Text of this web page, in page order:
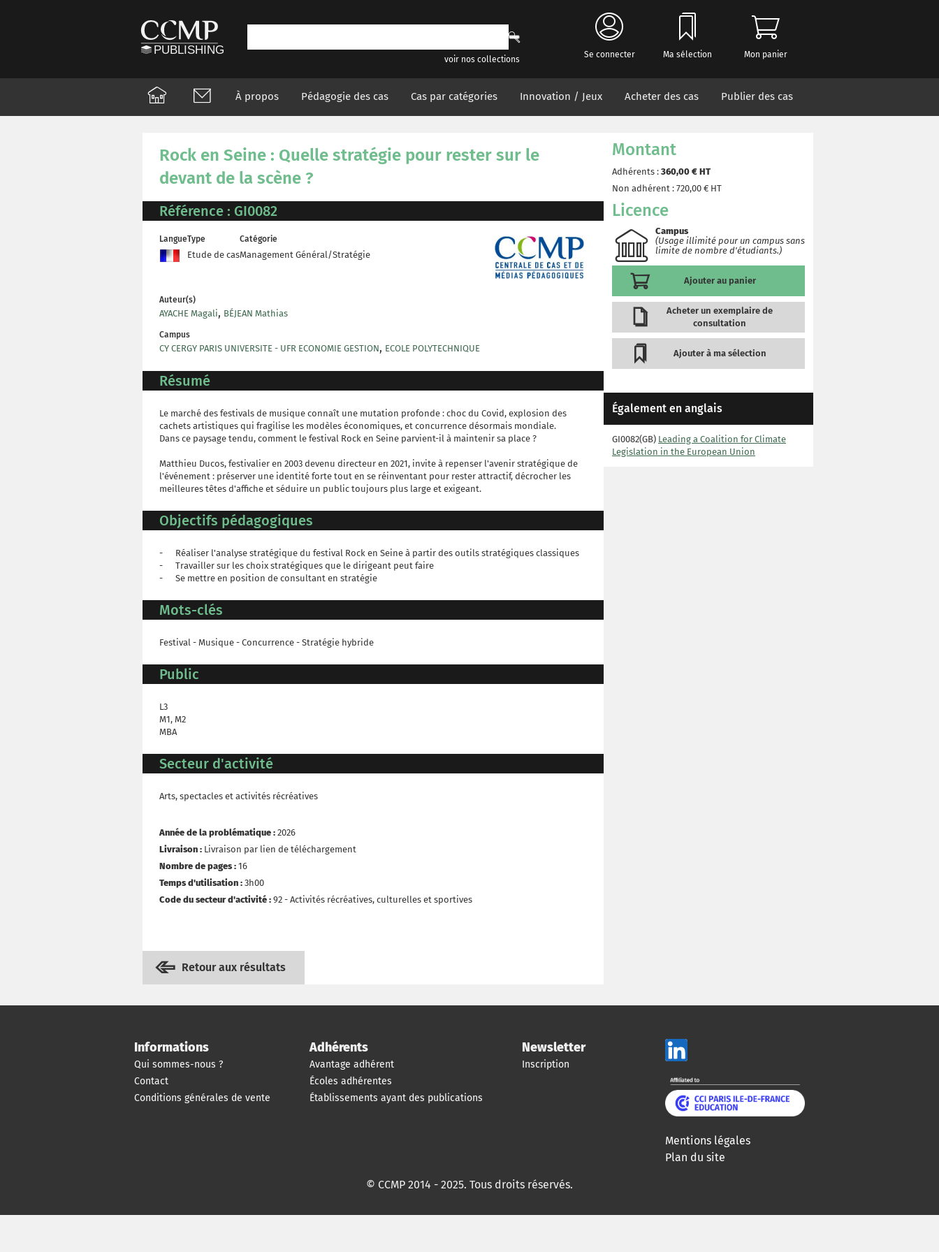
voir nos collections Se connecter Ma sélection Mon panier
À propos Pédagogie des cas Cas par catégories Innovation / Jeux Acheter des cas Publier des cas
Rock en Seine : Quelle stratégie pour rester sur le
devant de la scène ?
Référence : GI0082
LangueType
Etude de cas
Catégorie
Management Général/Stratégie
Auteur(s)
AYACHE Magali, BÉJEAN Mathias
Campus
CY CERGY PARIS UNIVERSITE - UFR ECONOMIE GESTION, ECOLE POLYTECHNIQUE
Résumé
Le marché des festivals de musique connaît une mutation profonde : choc du Covid, explosion des
cachets artistiques qui fragilise les modèles économiques, et concurrence désormais mondiale.
Dans ce paysage tendu, comment le festival Rock en Seine parvient-il à maintenir sa place ?
Matthieu Ducos, festivalier en 2003 devenu directeur en 2021, invite à repenser l'avenir stratégique de
l'événement : préserver une identité forte tout en se réinventant pour rester attractif, décrocher les
meilleures têtes d'affiche et séduire un public toujours plus large et exigeant.
Objectifs pédagogiques
- Réaliser l'analyse stratégique du festival Rock en Seine à partir des outils stratégiques classiques
- Travailler sur les choix stratégiques que le dirigeant peut faire
- Se mettre en position de consultant en stratégie
Mots-clés
Festival - Musique - Concurrence - Stratégie hybride
Public
L3
M1, M2
MBA
Secteur d'activité
Arts, spectacles et activités récréatives
Année de la problématique : 2026
Livraison : Livraison par lien de téléchargement
Nombre de pages : 16
Temps d'utilisation : 3h00
Code du secteur d'activité : 92 - Activités récréatives, culturelles et sportives
Retour aux résultats
Montant
Adhérents : 360,00 € HT
Non adhérent : 720,00 € HT
Licence
Campus
(Usage illimité pour un campus sans
limite de nombre d'étudiants.)
Ajouter au panier
Acheter un exemplaire de
consultation
Ajouter à ma sélection
Également en anglais
GI0082(GB) Leading a Coalition for Climate
Legislation in the European Union
Informations
Qui sommes-nous ?
Contact
Conditions générales de vente
Adhérents
Avantage adhérent
Écoles adhérentes
Établissements ayant des publications
Newsletter
Inscription
Mentions légales
Plan du site
© CCMP 2014 - 2025. Tous droits réservés.